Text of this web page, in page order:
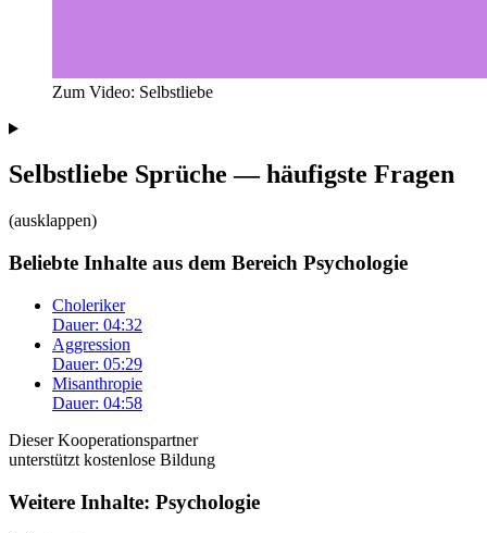
Zum Video: Selbstliebe
Selbstliebe Sprüche — häufigste Fragen
(ausklappen)
Beliebte Inhalte aus dem Bereich Psychologie
Choleriker
Dauer: 04:32
Aggression
Dauer: 05:29
Misanthropie
Dauer: 04:58
Dieser Kooperationspartner
unterstützt kostenlose Bildung
Weitere Inhalte: Psychologie